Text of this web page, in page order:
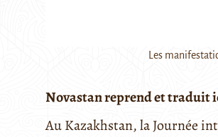
Les
Novastan reprend et traduit
Au Kazakhstan, la Journée